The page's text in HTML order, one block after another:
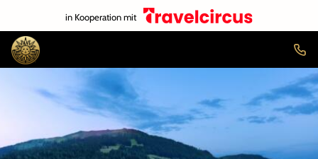
in Kooperation mit